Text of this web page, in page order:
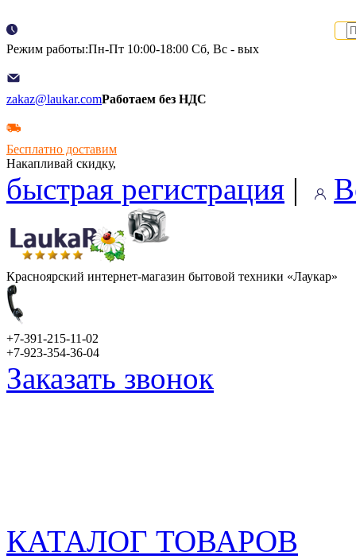
Режим работы:Пн-Пт 10:00-18:00 Сб, Вс - вых
zakaz@laukar.comРаботаем без НДС
Бесплатно доставим
Накапливай скидку,
быстрая регистрация |
Красноярский интернет-магазин бытовой техники «Лаукар»
+7-391-215-11-02
+7-923-354-36-04
Заказать звонок
КАТАЛОГ ТОВАРОВ